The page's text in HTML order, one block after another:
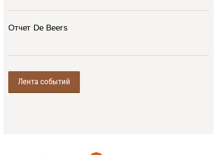
Отчет De Beers
Лента событий